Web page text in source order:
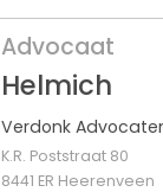
Advocaat
Helmich
Verdonk
K.R. Poststraat 80
8441 ER Heerenveen